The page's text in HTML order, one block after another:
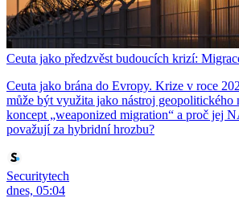
Ceuta jako předzvěst budoucích krizí:
Ceuta jako brána do Evropy. Krize v roce
může být využita jako nástroj geopolitického
koncept „weaponized migration“ a proč jej
považují za hybridní hrozbu?
Securitytech
dnes, 05:04